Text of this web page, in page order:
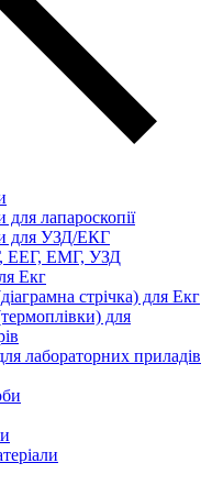
для лапароскопії
для УЗД/ЕКГ
ЕЕГ, ЕМГ, УЗД
Екг
стрічка) для Екг
для
лабораторних приладів